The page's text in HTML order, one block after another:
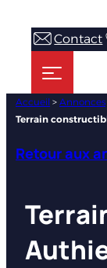
Contact
Accueil > Annonces
Terrain
Retour aux